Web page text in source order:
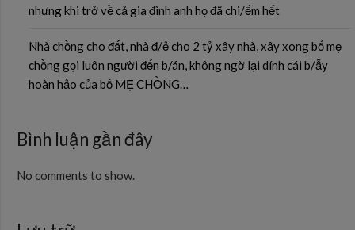
nhưng khi trở về cả gia đình anh họ đã chi/ếm hết
Nhà chồng cho đất, nhà đ/ẻ cho 2 tỷ xây nhà, xây xong bố mẹ
chồng gọi luôn người đến b/án, không ngờ lại dính cái b/ẫy
hoàn hảo của bố MẸ CHỒNG…
Bình luận gần đây
No comments to show.